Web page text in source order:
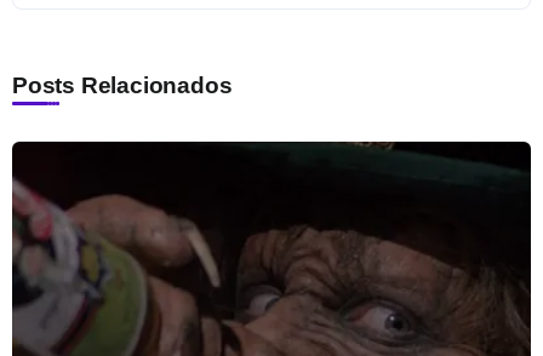
Posts Relacionados